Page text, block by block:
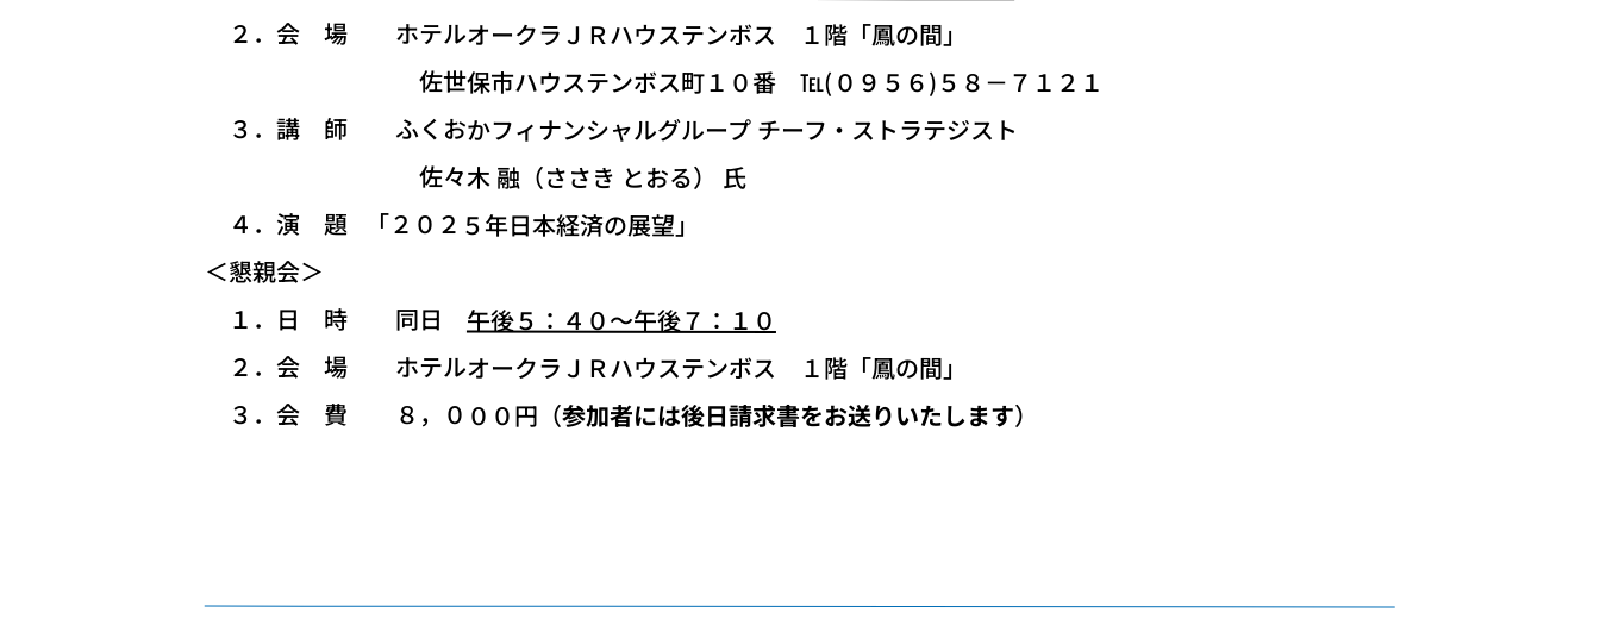
２．会 場 ホテルオークラＪＲハウステンボス １階「鳳の間」
佐世保市ハウステンボス町１０番 ℡(０９５６)５８－７１２１
３．講 師 ふくおかフィナンシャルグループ チーフ・ストラテジスト
佐々木 融（ささき とおる） 氏
４．演 題 「２０２５年日本経済の展望」
＜懇親会＞
１．日 時 同日 午後５：４０～午後７：１０
２．会 場 ホテルオークラＪＲハウステンボス １階「鳳の間」
３．会 費 ８，０００円（参加者には後日請求書をお送りいたします）